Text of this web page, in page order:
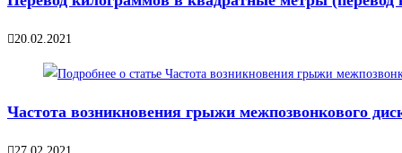
20.02.2021
Частота возникновения грыжи межпозвонкового